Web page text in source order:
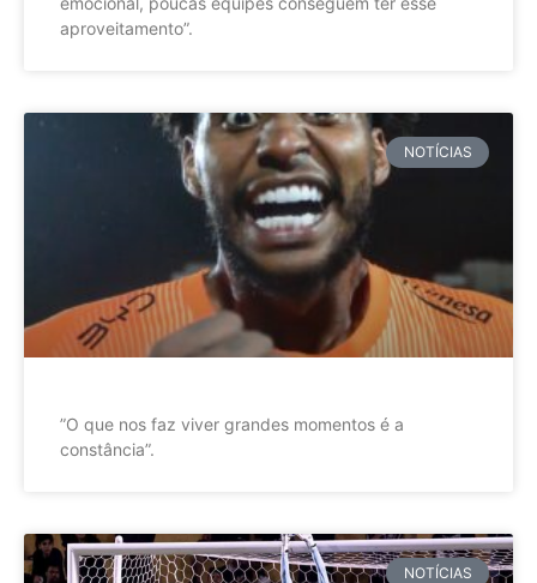
aproveitamento”.
NOTÍCIAS
”O que nos faz viver grandes momentos é a
constância”.
NOTÍCIAS